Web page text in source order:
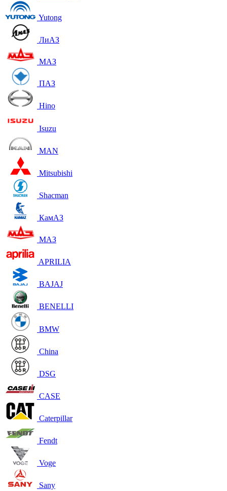
Yutong
ЛиАЗ
МАЗ
ПАЗ
Hino
Isuzu
MAN
Mitsubishi
Shacman
КамАЗ
МАЗ
APRILIA
BAJAJ
BENELLI
BMW
China
DSG
CASE
Caterpillar
Fendt
Voge
Sany